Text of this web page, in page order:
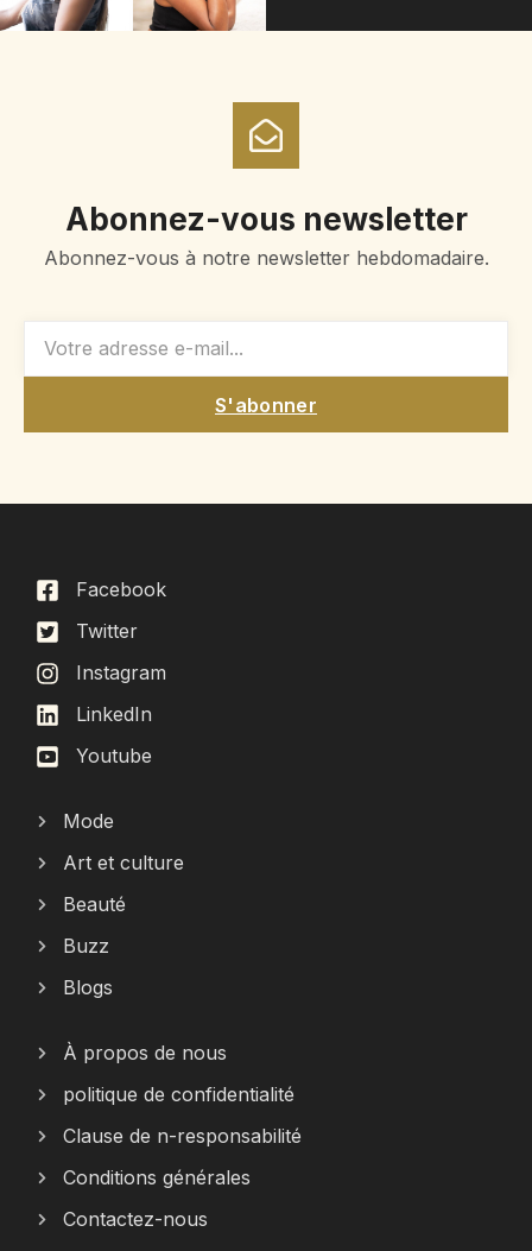
Abonnez-vous newsletter
Abonnez-vous à notre newsletter hebdomadaire.
S'abonner
Facebook
Twitter
Instagram
LinkedIn
Youtube
Mode
Art et culture
Beauté
Buzz
Blogs
À propos de nous
politique de confidentialité
Clause de n-responsabilité
Conditions générales
Contactez-nous